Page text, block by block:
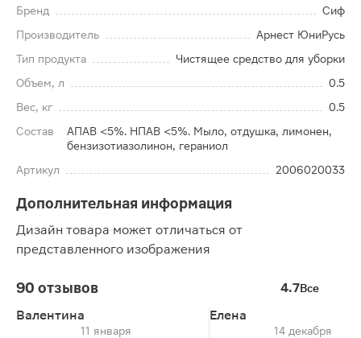
Бренд
Сиф
Производитель
Арнест ЮниРусь
Тип продукта
Чистящее средство для уборки
Объем, л
0.5
Вес, кг
0.5
Состав
АПАВ <5%. НПАВ <5%. Мыло, отдушка, лимонен,
бензизотиазолинон, гераниол
Артикул
2006020033
Дополнительная информация
Дизайн товара может отличаться от
представленного изображения
90 отзывов 4.7Все
Валентина
11 января
Елена
14 декабря